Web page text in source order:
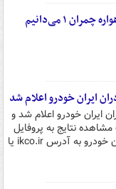
۱ می‌دانیم
ایران‌ خودرو اعلام شد
ایران‌ خودرو اعلام شد و
نتایج به پروفایل
خود در سایت فروش ایران خودرو به آدرس ikco.ir یا